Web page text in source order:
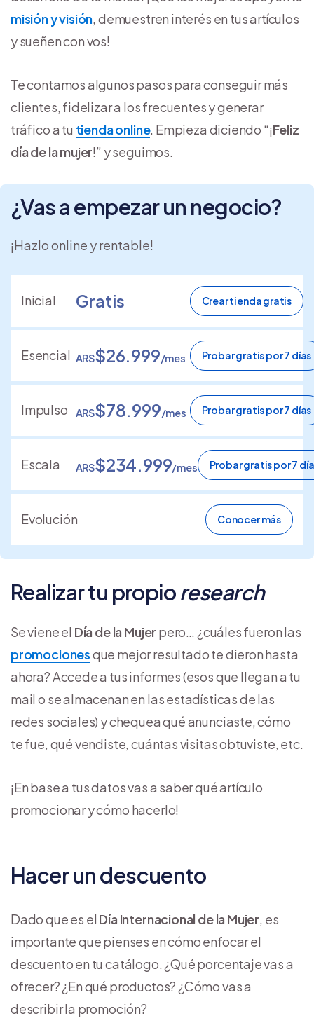
misión y visión , demuestren interés en tus artículos
y sueñen con vos!
Te contamos algunos pasos para conseguir más
clientes, fidelizar a los frecuentes y generar
tráfico a tu tienda online. Empieza diciendo “¡Feliz
día de la mujer!” y seguimos.
¿Vas a empezar un negocio?
¡Hazlo online y rentable!
Inicial Gratis Crear tienda gratis
Esencial ARS$26.999/mes Probar gratis por 7 días
Impulso ARS$78.999/mes Probar gratis por 7 días
Escala ARS$234.999/mes Probar gratis por 7
Evolución Conocer más
Realizar tu propioresearch
Se viene el Día de la Mujer pero… ¿cuáles fueron las
promocionesque mejor resultado te dieron hasta
ahora? Accede a tus informes (esos que llegan a tu
mail o se almacenan en las estadísticas de las
redes sociales) y chequea qué anunciaste, cómo
te fue, qué vendiste, cuántas visitas obtuviste, etc.
¡En base a tus datos vas a saber qué artículo
promocionar y cómo hacerlo!
Hacer un descuento
Dado que es el Día Internacional de la Mujer , es
importante que pienses en cómo enfocar el
descuento en tu catálogo. ¿Qué porcentaje vas a
ofrecer? ¿En qué productos? ¿Cómo vas a
describir la promoción?